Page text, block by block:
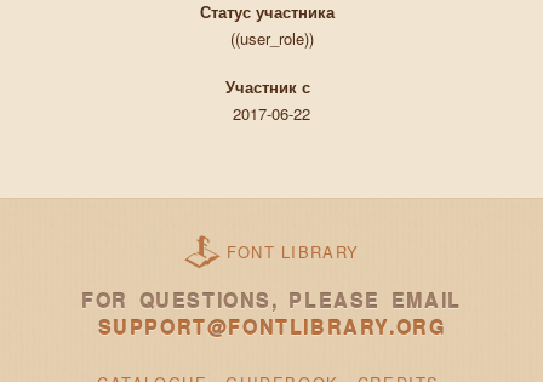
Статус участника
((user_role))
Участник с
2017-06-22
FONT LIBRARY
FOR QUESTIONS, PLEASE EMAIL
SUPPORT@FONTLIBRARY.ORG